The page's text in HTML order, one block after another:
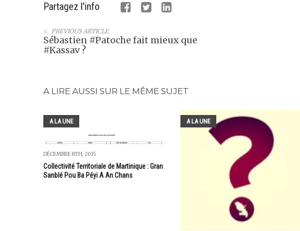
Partagez l'info
PREVIOUS ARTICLE
Sébastien #Patoche fait mieux que
#Kassav ?
A LIRE AUSSI SUR LE MÊME SUJET
A LA UNE
DÉCEMBRE 8TH, 2015
Collectivité Territoriale de Martinique : Gran
Sanblé Pou Ba Péyi A An Chans
A LA UNE